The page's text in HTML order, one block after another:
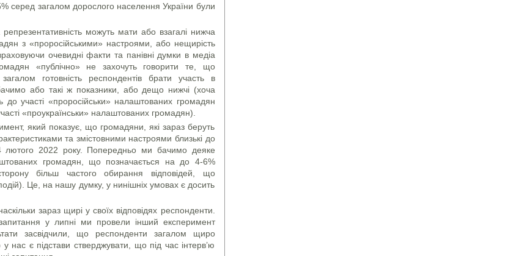
загалом дорослого населення України були
можуть мати або взагалі нижча
з «проросійськими» настроями, або нещирість
очевидні факти та панівні думки в медіа
«публічно» не захочуть говорити те, що
готовність респондентів брати участь в
або такі ж показники, або дещо нижчі (хоча
до участі «проросійськи» налаштованих громадян
«проукраїнськи» налаштованих громадян).
який показує, що громадяни, які зараз беруть
та змістовними настроями близькі до
лютого 2022 року. Попередньо ми бачимо деяке
громадян, що позначається на до 4-6%
більш частого обирання відповідей, що
подій). Це, на нашу думку, у нинішніх умовах є досить
зараз щирі у своїх відповідях респонденти.
у липні ми провели інший експеримент
засвідчили, що респонденти загалом щиро
нас є підстави стверджувати, що під час інтерв’ю